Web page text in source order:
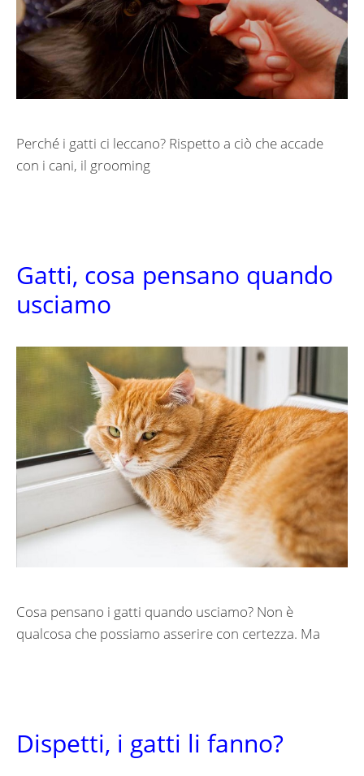
Perché i gatti ci leccano? Rispetto a ciò che accade
con i cani, il grooming
Gatti, cosa pensano quando
usciamo
Cosa pensano i gatti quando usciamo? Non è
qualcosa che possiamo asserire con certezza. Ma
Dispetti, i gatti li fanno?